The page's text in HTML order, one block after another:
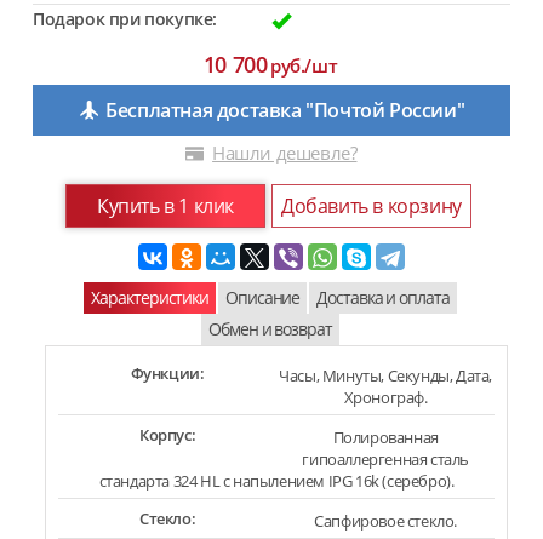
Подарок при покупке:
10 700руб./шт
Бесплатная доставка "Почтой России"
Нашли дешевле?
Купить в 1 клик Добавить в корзину
Характеристики Описание
Доставка и оплата
Обмен и возврат
Функции:
Часы, Минуты, Секунды, Дата,
Хронограф.
Корпус:
Полированная
гипоаллергенная сталь
стандарта 324 HL с напылением IPG 16k (серебро).
Стекло:
Сапфировое стекло.